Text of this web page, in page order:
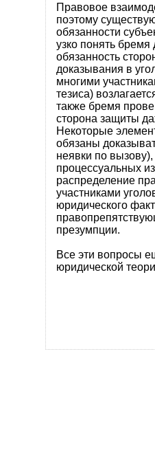
Правовое
поэтому
обязанности
узко понять
обязанность
доказывания в
многими
тезиса)
также бремя
сторона защиты
Некоторые
обязаны
неявки по
процессуальных
распределение
участниками
юридического
презумпции.
Все эти вопросы
юридической